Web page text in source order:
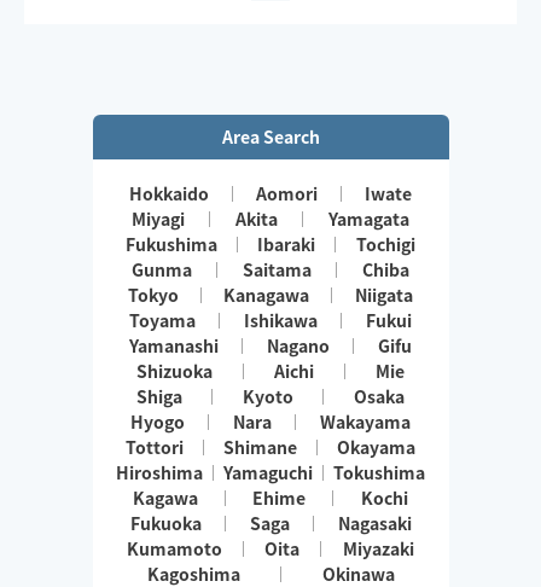
Area Search
Hokkaido Aomori
Iwate
Miyagi
Akita
Yamagata
Fukushima
Ibaraki
Tochigi
Gunma
Saitama
Chiba
Tokyo
Kanagawa
Niigata
Toyama
Ishikawa
Fukui
Yamanashi
Nagano
Gifu
Shizuoka
Aichi
Mie
Shiga
Kyoto
Osaka
Hyogo
Nara
Wakayama
Tottori
Shimane
Okayama
Hiroshima
Yamaguchi
Tokushima
Kagawa
Ehime
Kochi
Fukuoka
Saga
Nagasaki
Kumamoto
Oita
Miyazaki
Kagoshima
Okinawa